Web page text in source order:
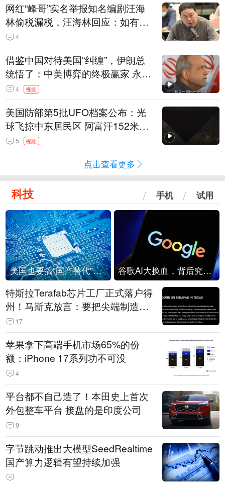
网红“峰哥”实名举报知名编剧汪海
林偷税漏税，汪海林回应：如有违
法行为，相关机构自会进行评判和
处理
4
借鉴中国对待美国“纠缠”，伊朗总
统悟了：中美博弈的终极赢家 永远
是埋头发展的那一国 伊朗要学中
国“做好自己的事”
4 视频
美国防部第5批UFO档案公布：光
球飞掠中东居民区 阿富汗152米三
角形遮蔽星光
5 视频
点击查看更多
科技 手机 试用
美国也要搞“国产替代”？先算清三笔账 谷歌AI大换血，背后究竟发生了什么？
特斯拉Terafab芯片工厂正式落户得
州！马斯克放言：要把尖端制造带
回美国
17
苹果拿下高端手机市场65%的份
额：iPhone 17系列功不可没
4
平台都不自己造了！本田史上首次
外包整车平台 接盘的是印度公司
9
字节跳动推出大模型SeedRealtime
国产算力逻辑有望持续加强